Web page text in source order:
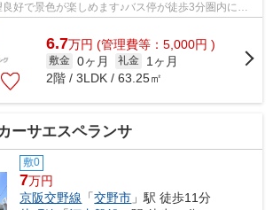
好で景色が楽しめます♪バス停が徒歩3分圏内にあ
る賃貸情報の...
6.7万円 (管理費等：5,000円 )
敷金 0ヶ月 礼金
1ヶ月
2階 / 3LDK / 63.25㎡
ーサエスペランサ
敷0
7万円
京阪交野線 「交野市 」駅 徒歩11分